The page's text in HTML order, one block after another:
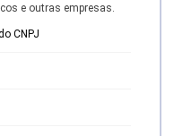
e outras empresas.
CNPJ